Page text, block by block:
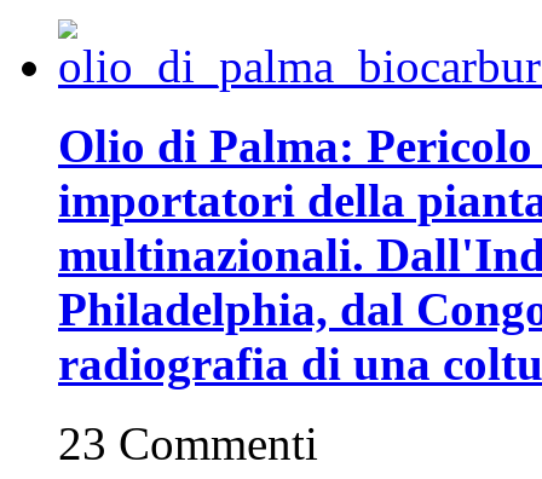
Olio di Palma:
importatori della
multinazionali.
Philadelphia, dal
radiografia di una
23 Commenti